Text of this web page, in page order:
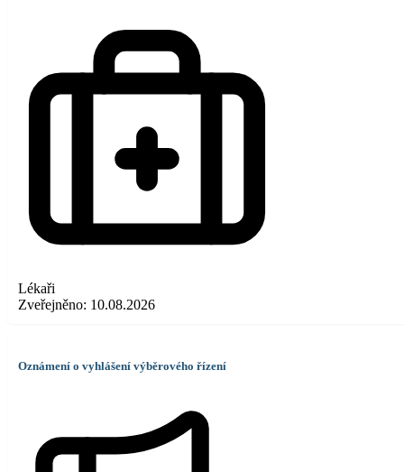
Lékaři
Zveřejněno: 10.08.2026
Oznámení o vyhlášení výběrového řízení